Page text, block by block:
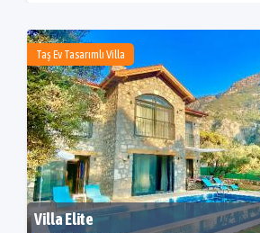
Taş Ev Tasarımlı Villa
Villa Elite